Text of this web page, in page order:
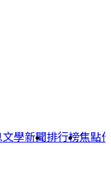
文學新聞排行榜焦點